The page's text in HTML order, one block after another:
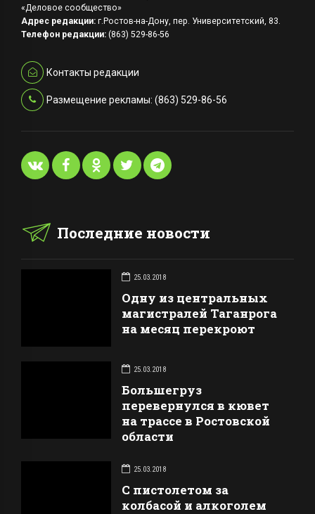
«Деловое сообщество»
Адрес редакции: г.Ростов-на-Дону, пер. Университетский, 83.
Телефон редакции: (863) 529-86-56
Контакты редакции
Размещение рекламы: (863) 529-86-56
Последние новости
25.03.2018
Одну из центральных
магистралей Таганрога
на месяц перекроют
25.03.2018
Большегруз
перевернулся в кювет
на трассе в Ростовской
области
25.03.2018
С пистолетом за
колбасой и алкоголем